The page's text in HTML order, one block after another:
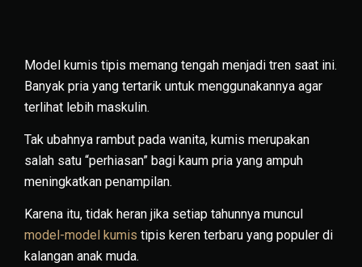
Model kumis tipis memang tengah menjadi tren saat ini.
Banyak pria yang tertarik untuk menggunakannya agar
terlihat lebih maskulin.
Tak ubahnya rambut pada wanita, kumis merupakan
salah satu “perhiasan” bagi kaum pria yang ampuh
meningkatkan penampilan.
Karena itu, tidak heran jika setiap tahunnya muncul
model-model kumis tipis keren terbaru yang populer di
kalangan anak muda.